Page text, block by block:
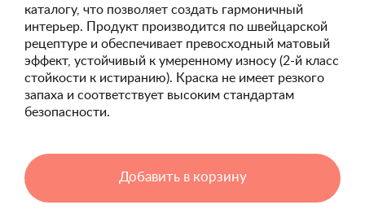
каталогу, что позволяет создать гармоничный
интерьер. Продукт производится по швейцарской
рецептуре и обеспечивает превосходный матовый
эффект, устойчивый к умеренному износу (2-й класс
стойкости к истиранию). Краска не имеет резкого
запаха и соответствует высоким стандартам
безопасности.
Добавить в корзину